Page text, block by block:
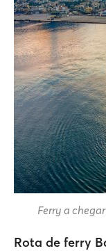
Ferry a
Rota de ferry